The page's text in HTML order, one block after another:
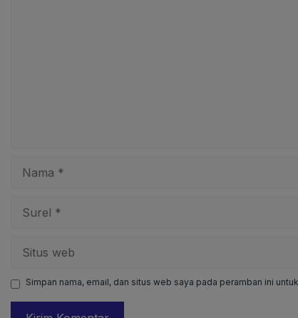
web
Simpan nama, email, dan situs web saya pada peramban ini